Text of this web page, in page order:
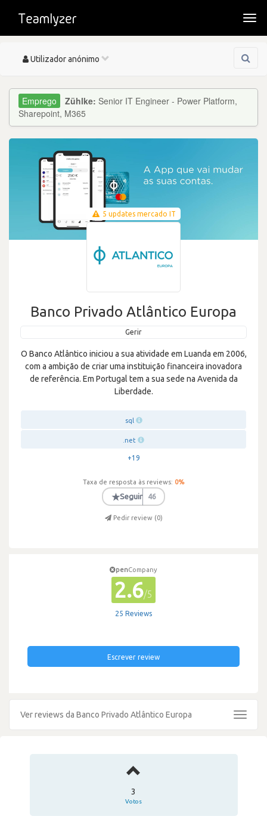
Toggle
Utilizador anónimo
Zühlke: Senior IT Engineer - Power Platform,
Sharepoint, M365
5 updates mercado IT
Banco Privado Atlântico Europa
Gerir
O Banco Atlântico iniciou a sua atividade em Luanda em 2006,
com a ambição de criar uma instituição financeira inovadora
de referência. Em Portugal tem a sua sede na Avenida da
Liberdade.
sql
.net
+19
Taxa de resposta às reviews: 0%
★Seguir 46
Pedir review (0)
penCompany
2.6/5
25 Reviews
Escrever review
Ver reviews da Banco Privado Atlântico Europa
Toggle
3
Votos